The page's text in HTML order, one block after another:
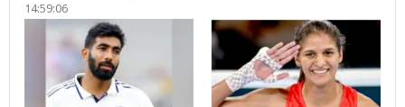
14:59:06